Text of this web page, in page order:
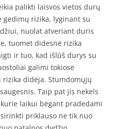
palikti laisvos vietos durų
gedimų rizika, lyginant su
nuolat atveriant duris
tuomet didesnė rizika
ir tuo, kad išlūš durys su
galimi tokiose
didėja. Stumdomųjų
Taip pat jis nekels
laikui bėgant pradedami
priklauso ne tik nuo